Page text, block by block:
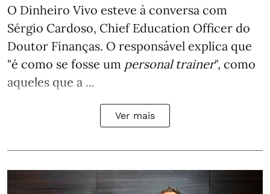
O Dinheiro Vivo esteve à conversa com
Sérgio Cardoso, Chief Education Officer do
Doutor Finanças. O responsável explica que
"é como se fosse um personal trainer", como
aqueles que a ...
Ver mais